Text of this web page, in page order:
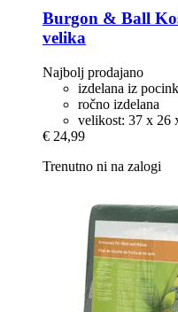
Burgon & Ball
velika
Najbolj prodajano
izdelana iz
ročno izdelana
velikost: 37 x 26
€ 24,99
Trenutno ni na zalogi